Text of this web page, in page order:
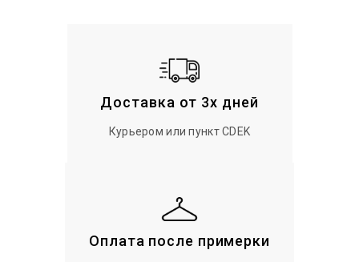
Доставка от 3х дней
Курьером или пункт CDEK
Оплата после примерки